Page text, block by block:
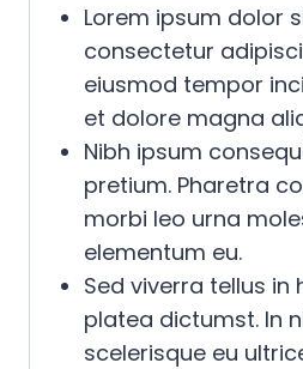
Lorem ipsum dolor
consectetur
eiusmod tempor
et dolore magna
Nibh ipsum
pretium. Pharetra
morbi leo urna
elementum eu.
Sed viverra tellus
platea dictumst. In
scelerisque eu